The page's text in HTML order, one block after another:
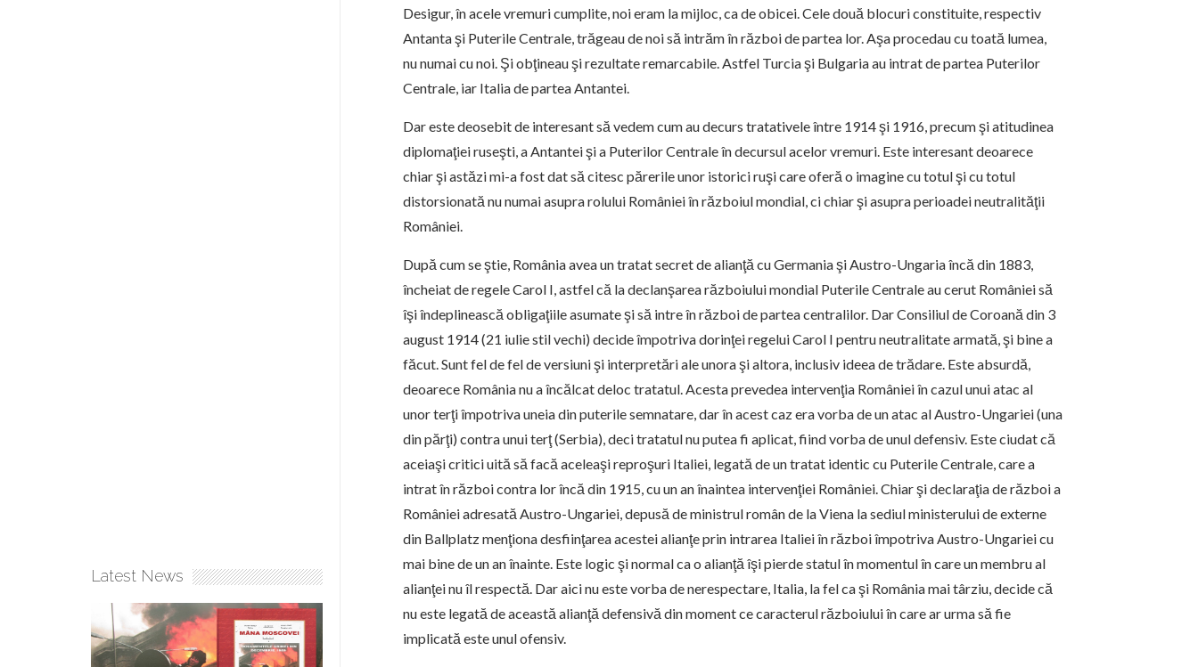
Desigur, în acele vremuri cumplite, noi eram la mijloc, ca de obicei. Cele două blocuri constituite, respectiv
Antanta şi Puterile Centrale, trăgeau de noi să intrăm în război de partea lor. Aşa procedau cu toată lumea,
nu numai cu noi. Şi obţineau şi rezultate remarcabile. Astfel Turcia şi Bulgaria au intrat de partea Puterilor
Centrale, iar Italia de partea Antantei.
Dar este deosebit de interesant să vedem cum au decurs tratativele între 1914 şi 1916, precum şi atitudinea
diplomaţiei ruseşti, a Antantei şi a Puterilor Centrale în decursul acelor vremuri. Este interesant deoarece
chiar şi astăzi mi-a fost dat să citesc părerile unor istorici ruşi care oferă o imagine cu totul şi cu totul
distorsionată nu numai asupra rolului României în războiul mondial, ci chiar şi asupra perioadei neutralităţii
României.
După cum se ştie, România avea un tratat secret de alianţă cu Germania şi Austro-Ungaria încă din 1883,
încheiat de regele Carol I, astfel că la declanşarea războiului mondial Puterile Centrale au cerut României să
îşi îndeplinească obligaţiile asumate şi să intre în război de partea centralilor. Dar Consiliul de Coroană din 3
august 1914 (21 iulie stil vechi) decide împotriva dorinţei regelui Carol I pentru neutralitate armată, şi bine a
făcut. Sunt fel de fel de versiuni şi interpretări ale unora şi altora, inclusiv ideea de trădare. Este absurdă,
deoarece România nu a încălcat deloc tratatul. Acesta prevedea intervenţia României în cazul unui atac al
unor terţi împotriva uneia din puterile semnatare, dar în acest caz era vorba de un atac al Austro-Ungariei (una
din părţi) contra unui terţ (Serbia), deci tratatul nu putea fi aplicat, fiind vorba de unul defensiv. Este ciudat că
aceiaşi critici uită să facă aceleaşi reproşuri Italiei, legată de un tratat identic cu Puterile Centrale, care a
intrat în război contra lor încă din 1915, cu un an înaintea intervenţiei României. Chiar şi declaraţia de război a
României adresată Austro-Ungariei, depusă de ministrul român de la Viena la sediul ministerului de externe
din Ballplatz menţiona desfiinţarea acestei alianţe prin intrarea Italiei în război împotriva Austro-Ungariei cu
mai bine de un an înainte. Este logic şi normal ca o alianţă îşi pierde statul în momentul în care un membru al
alianţei nu îl respectă. Dar aici nu este vorba de nerespectare, Italia, la fel ca şi România mai târziu, decide că
nu este legată de această alianţă defensivă din moment ce caracterul războiului în care ar urma să fie
implicată este unul ofensiv.
Latest News